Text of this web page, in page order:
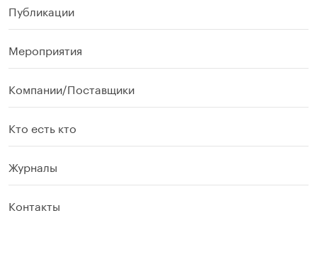
Публикации
Мероприятия
Компании/Поставщики
Кто есть кто
Журналы
Контакты